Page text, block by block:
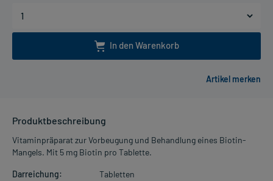
In den Warenkorb
Produktbeschreibung
Vitaminpräparat zur Vorbeugung und Behandlung eines Biotin-
Mangels. Mit 5 mg Biotin pro Tablette.
Darreichung:
Tabletten